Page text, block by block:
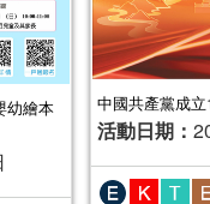
幼繪本
中國共產黨成
活動日期：